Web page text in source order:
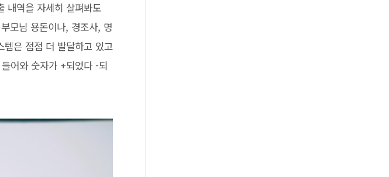
내역을 자세히 살펴봐도
모님 용돈이나, 경조사, 명
템은 점점 더 발달하고 있고
어와 숫자가 +되었다 -되